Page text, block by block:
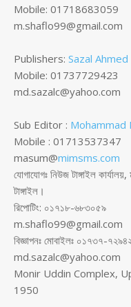
Mobile: 01718683059
m.shaflo99@gmail.com
Publishers: Sazal Ahmed
Mobile: 01737729423
md.sazalc@yahoo.com
Sub Editor : Mohammad
Mobile : 01713537347
masum@mimsms.com
যোগাযোগঃ নিউজ টাঙ্গাইল
টাঙ্গাইল।
রিপোটিং: ০১৭১৮-৬৮৩০৫৯
m.shaflo99@gmail.com
বিজ্ঞাপনঃ মোবাইলঃ ০১৭৩৭-
md.sazalc@yahoo.com
Monir Uddin Complex,
1950